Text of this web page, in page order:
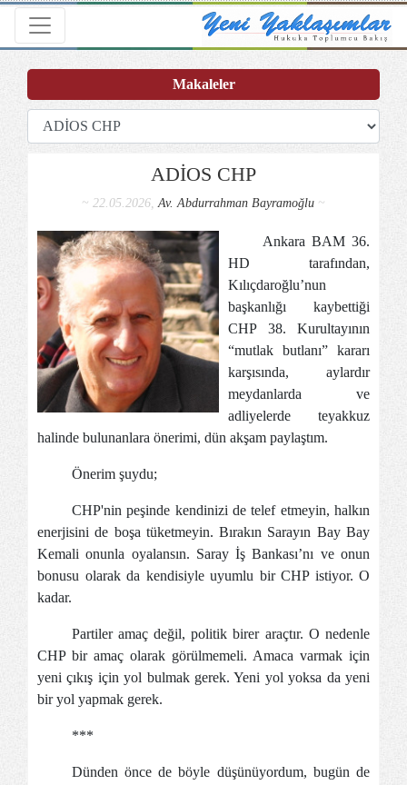
Toggle navigation
ADİOS CHP
~ 22.05.2026,Av. Abdurrahman Bayramoğlu ~
Ankara BAM 36.
HD tarafından,
Kılıçdaroğlu’nun
başkanlığı kaybettiği
CHP 38. Kurultayının
“mutlak butlanı” kararı
karşısında, aylardır
meydanlarda ve
adliyelerde teyakkuz
halinde bulunanlara önerimi, dün akşam paylaştım.
Önerim şuydu;
CHP'nin peşinde kendinizi de telef etmeyin, halkın
enerjisini de boşa tüketmeyin. Bırakın Sarayın Bay Bay
Kemali onunla oyalansın. Saray İş Bankası’nı ve onun
bonusu olarak da kendisiyle uyumlu bir CHP istiyor. O
kadar.
Partiler amaç değil, politik birer araçtır. O nedenle
CHP bir amaç olarak görülmemeli. Amaca varmak için
yeni çıkış için yol bulmak gerek. Yeni yol yoksa da yeni
bir yol yapmak gerek.
***
Dünden önce de böyle düşünüyordum, bugün de
Makaleler